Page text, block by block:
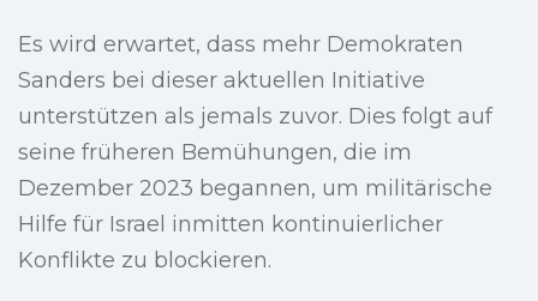
Es wird erwartet, dass mehr Demokraten
Sanders bei dieser aktuellen Initiative
unterstützen als jemals zuvor. Dies folgt auf
seine früheren Bemühungen, die im
Dezember 2023 begannen, um militärische
Hilfe für Israel inmitten kontinuierlicher
Konflikte zu blockieren.